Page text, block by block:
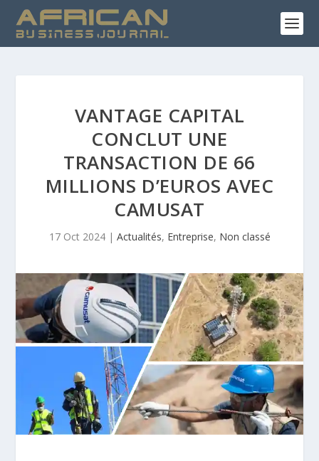
VANTAGE CAPITAL
CONCLUT UNE
TRANSACTION DE 66
MILLIONS D’EUROS AVEC
CAMUSAT
17 Oct 2024| Actualités, Entreprise, Non classé